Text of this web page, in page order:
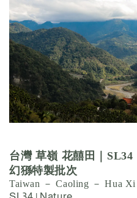
台灣 草嶺 花囍田
｜
幻猻特製批次
Taiwan － Caoling － Hua Xi